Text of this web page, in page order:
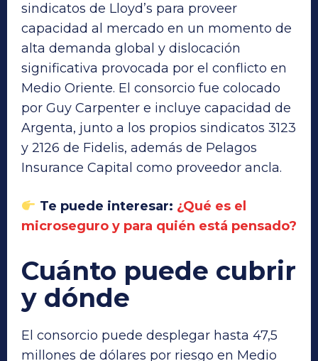
sindicatos de Lloyd’s para proveer
capacidad al mercado en un momento de
alta demanda global y dislocación
significativa provocada por el conflicto en
Medio Oriente. El consorcio fue colocado
por Guy Carpenter e incluye capacidad de
Argenta, junto a los propios sindicatos 3123
y 2126 de Fidelis, además de Pelagos
Insurance Capital como proveedor ancla.
Te puede interesar: ¿Qué es el
microseguro y para quién está pensado?
Cuánto puede cubrir
y dónde
El consorcio puede desplegar hasta 47,5
millones de dólares por riesgo en Medio